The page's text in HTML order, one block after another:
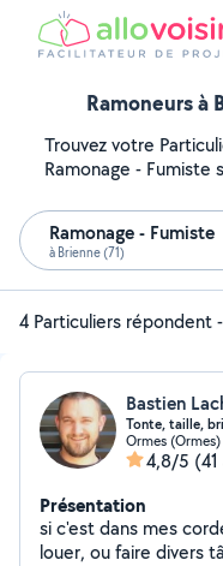
Ramoneurs à
Trouvez votre
Ramonage - Fumiste
Ramonage - Fumiste
à Brienne (71)
4 Particuliers répondent-
Bastien
Tonte, taille,
Ormes (Ormes)
4,8/5
Présentation
si c'est dans mes
louer, ou faire divers